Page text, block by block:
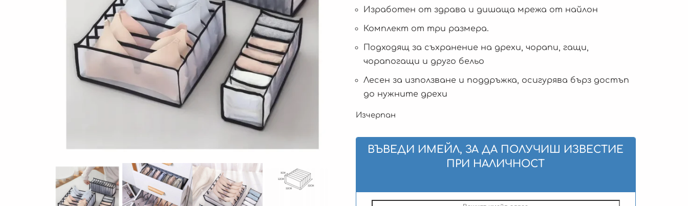
Изработен от здрава и дишаща мрежа от найлон
Комплект от три размера.
Подходящ за съхранение на дрехи, чорапи, гащи,
чорапогащи и друго бельо
Лесен за използване и поддръжка, осигурява бърз достъп
до нужните дрехи
Изчерпан
ВЪВЕДИ ИМЕЙЛ, ЗА ДА ПОЛУЧИШ ИЗВЕСТИЕ
ПРИ НАЛИЧНОСТ